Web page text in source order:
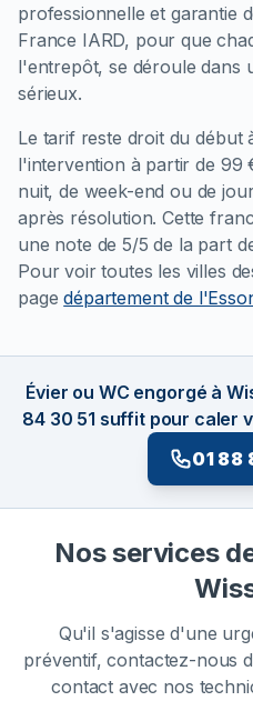
professionnelle et garantie
France IARD, pour que
l'entrepôt, se déroule dans
sérieux.
Le tarif reste droit du début
l'intervention à partir de 99
nuit, de week-end ou de
après résolution. Cette
une note de 5/5 de la part
Pour voir toutes les villes
pagedépartement de
Évier ou WC engorgé à
84 30 51 suffit pour caler
01 88
Nos services
Qu'il s'agisse d'une
préventif, contactez-nous
contact avec nos